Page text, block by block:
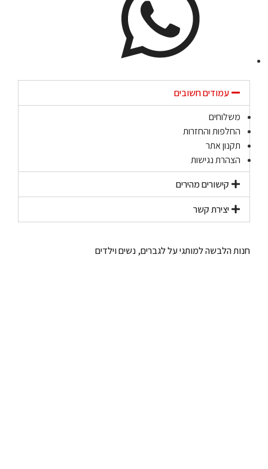
עמודים חשובים
משלוחים
החלפות והחזרות
תקנון אתר
הצהרת נגישות
קישורים מהירים​
יצירת קשר​
חנות הלבשה למותגי על לגברים, נשים וילדים